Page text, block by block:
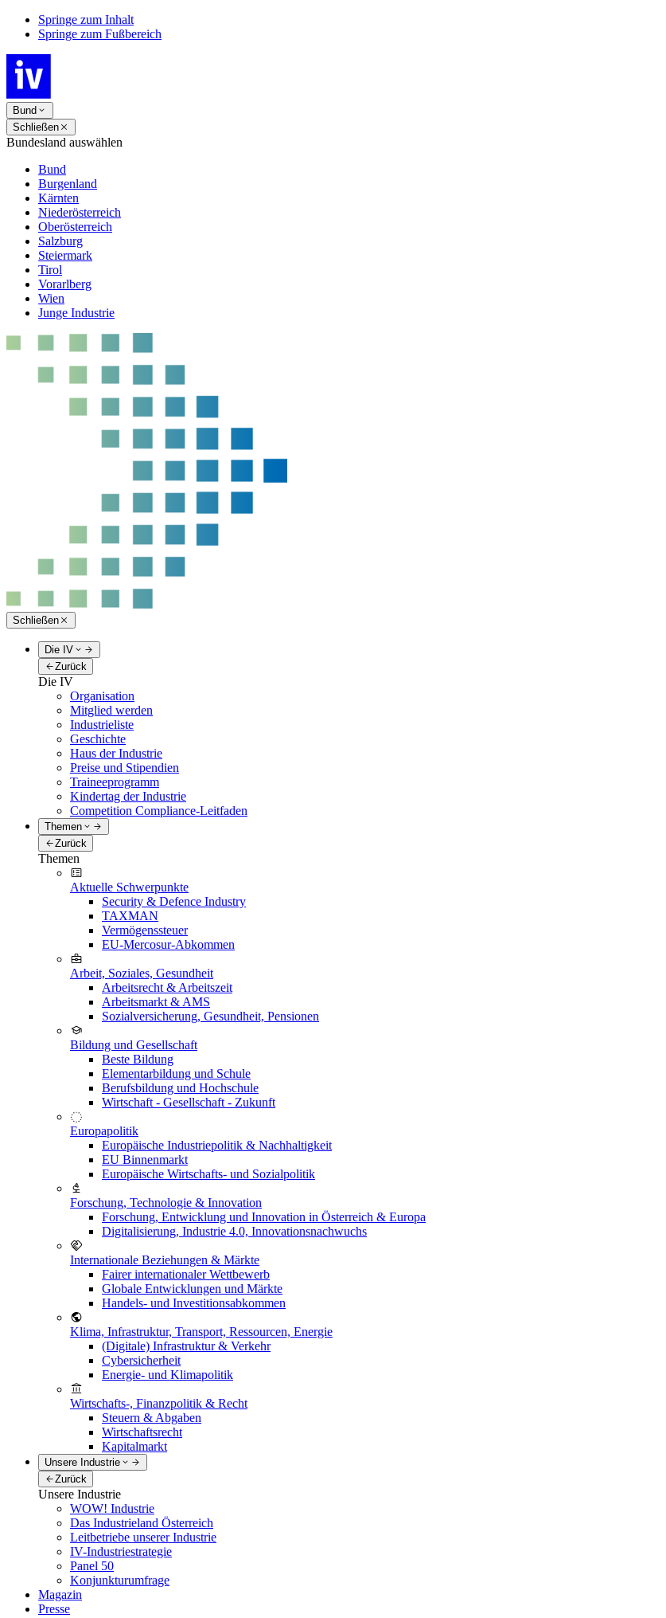
Springe zum Inhalt
Springe zum Fußbereich
Bund
Schließen
Bundesland auswählen
Bund
Burgenland
Kärnten
Niederösterreich
Oberösterreich
Salzburg
Steiermark
Tirol
Vorarlberg
Wien
Junge Industrie
Schließen
Die IV
Zurück
Die IV
Organisation
Mitglied werden
Industrieliste
Geschichte
Haus der Industrie
Preise und Stipendien
Traineeprogramm
Kindertag der Industrie
Competition Compliance-Leitfaden
Themen
Zurück
Themen
Aktuelle Schwerpunkte
Security & Defence Industry
TAXMAN
Vermögenssteuer
EU-Mercosur-Abkommen
Arbeit, Soziales, Gesundheit
Arbeitsrecht & Arbeitszeit
Arbeitsmarkt & AMS
Sozialversicherung, Gesundheit, Pensionen
Bildung und Gesellschaft
Beste Bildung
Elementarbildung und Schule
Berufsbildung und Hochschule
Wirtschaft - Gesellschaft - Zukunft
Europapolitik
Europäische Industriepolitik & Nachhaltigkeit
EU Binnenmarkt
Europäische Wirtschafts- und Sozialpolitik
Forschung, Technologie & Innovation
Forschung, Entwicklung und Innovation in Österreich & Europa
Digitalisierung, Industrie 4.0, Innovationsnachwuchs
Internationale Beziehungen & Märkte
Fairer internationaler Wettbewerb
Globale Entwicklungen und Märkte
Handels- und Investitionsabkommen
Klima, Infrastruktur, Transport, Ressourcen, Energie
(Digitale) Infrastruktur & Verkehr
Cybersicherheit
Energie- und Klimapolitik
Wirtschafts-, Finanzpolitik & Recht
Steuern & Abgaben
Wirtschaftsrecht
Kapitalmarkt
Unsere Industrie
Zurück
Unsere Industrie
WOW! Industrie
Das Industrieland Österreich
Leitbetriebe unserer Industrie
IV-Industriestrategie
Panel 50
Konjunkturumfrage
Magazin
Presse